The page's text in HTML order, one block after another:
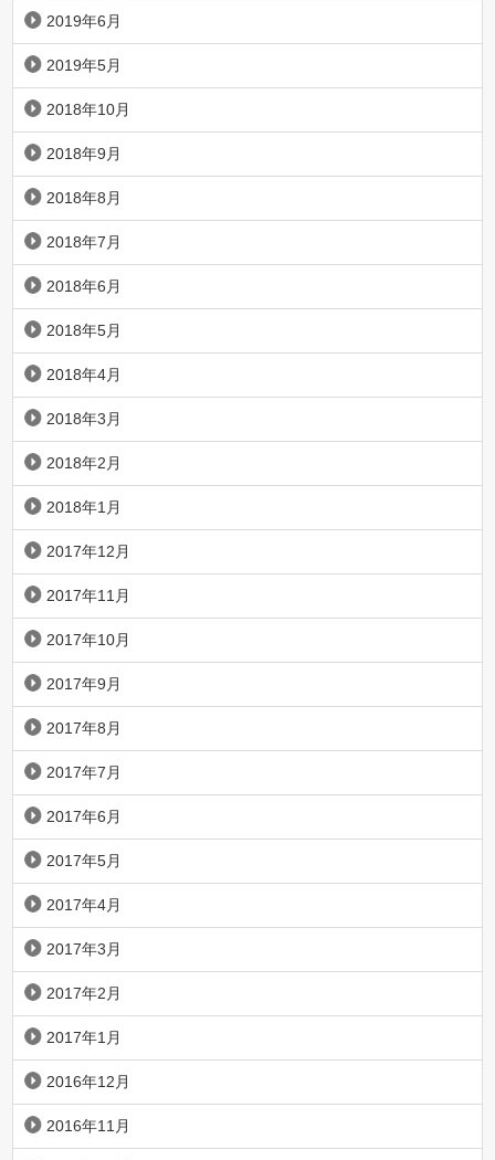
2019年6月
2019年5月
2018年10月
2018年9月
2018年8月
2018年7月
2018年6月
2018年5月
2018年4月
2018年3月
2018年2月
2018年1月
2017年12月
2017年11月
2017年10月
2017年9月
2017年8月
2017年7月
2017年6月
2017年5月
2017年4月
2017年3月
2017年2月
2017年1月
2016年12月
2016年11月